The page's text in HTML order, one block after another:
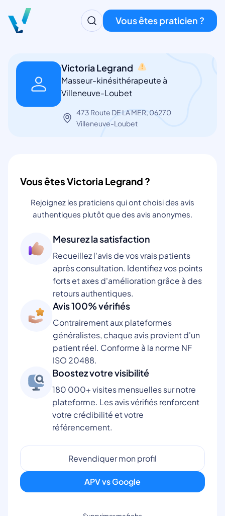
Vous êtes praticien ?
Victoria Legrand
Masseur-kinésithérapeute à
Villeneuve-Loubet
473 Route DE LA MER, 06270
Villeneuve-Loubet
Vous êtes Victoria Legrand ?
Rejoignez les praticiens qui ont choisi des avis
authentiques plutôt que des avis anonymes.
Mesurez la satisfaction
Recueillez l'avis de vos vrais patients
après consultation. Identifiez vos points
forts et axes d'amélioration grâce à des
retours authentiques.
Avis 100% vérifiés
Contrairement aux plateformes
généralistes, chaque avis provient d'un
patient réel. Conforme à la norme NF
ISO 20488.
Boostez votre visibilité
180 000+ visites mensuelles sur notre
plateforme. Les avis vérifiés renforcent
votre crédibilité et votre
référencement.
Revendiquer mon profil
APV vs Google